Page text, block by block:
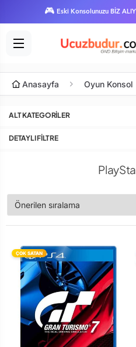
🎮 Eski Konsolunuzu BİZ
Anasayfa Oyun Konsol
ALT KATEGORILER
DETAYLI FILTRE
ÇOK SATAN